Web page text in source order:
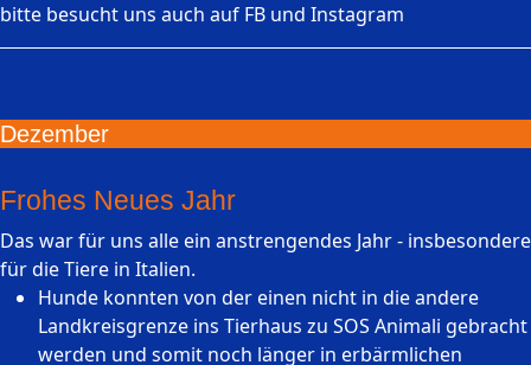
bitte besucht uns auch auf FB und Instagram
Dezember
Frohes Neues Jahr
Das war für uns alle ein anstrengendes Jahr - insbesondere
für die Tiere in Italien.
Hunde konnten von der einen nicht in die andere
Landkreisgrenze ins Tierhaus zu SOS Animali gebracht
werden und somit noch länger in erbärmlichen